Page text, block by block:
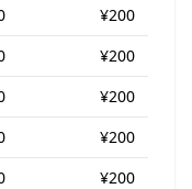
¥200
¥200
¥200
¥200
¥200